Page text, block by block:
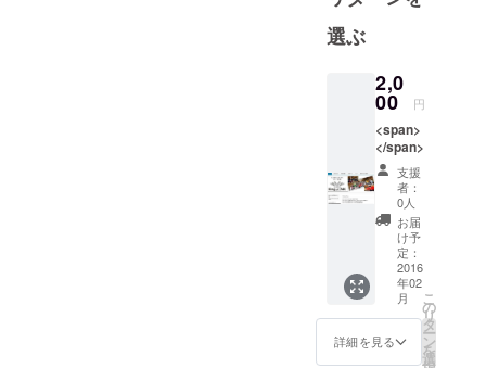
日産自動車
(株)でマーケ
ティングの
仕事に従事
そのノウハ
ウを日本各
地の地域活
性化にも役
立てようと
2012年より
地域活性化
ティング事
選ぶ
2,0
00 円
<span>
</span>
支援
者：
0人
お届
け予
定：
2016
年02
月
詳細を見る
こ
の
リ
タ
ー
ン
を
選